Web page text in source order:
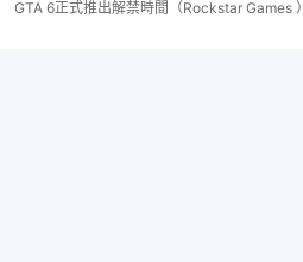
GTA 6正式推出解禁時間（Rockstar Games ）